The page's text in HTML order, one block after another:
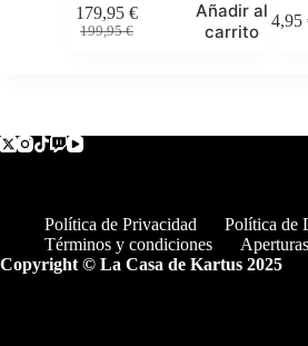
199,95€
El
179,95 €
El
Añadir al
carrito
34,95
Política de Privacidad
Política de
Términos y condiciones
Copyright © La Casa de Kartus 2025